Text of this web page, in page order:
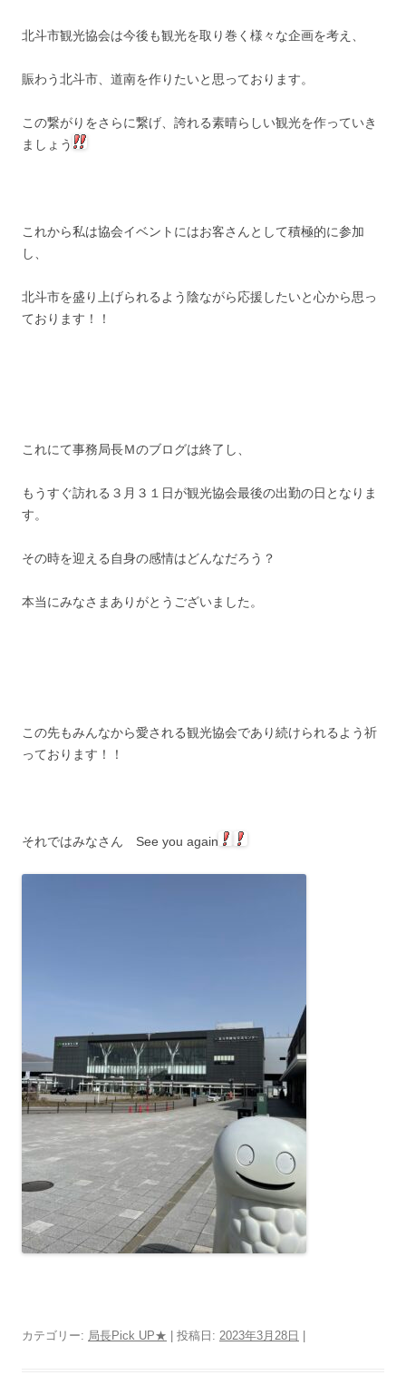
北斗市観光協会は今後も観光を取り巻く様々な企画を考え、
賑わう北斗市、道南を作りたいと思っております。
この繋がりをさらに繋げ、誇れる素晴らしい観光を作っていき
ましょう
これから私は協会イベントにはお客さんとして積極的に参加
し、
北斗市を盛り上げられるよう陰ながら応援したいと心から思っ
ております！！
これにて事務局長Ｍのブログは終了し、
もうすぐ訪れる３月３１日が観光協会最後の出勤の日となりま
す。
その時を迎える自身の感情はどんなだろう？
本当にみなさまありがとうございました。
この先もみんなから愛される観光協会であり続けられるよう祈
っております！！
それではみなさん See you again
カテゴリー: 局長Pick UP★ | 投稿日: 2023年3月28日